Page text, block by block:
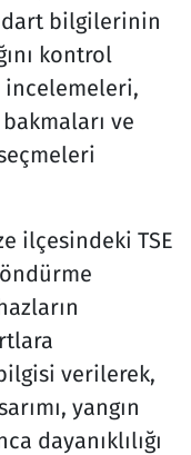
bilgilerinin
kontrol
incelemeleri,
ve
ilçesindeki TSE
verilerek,
yangın
dayanıklılığı